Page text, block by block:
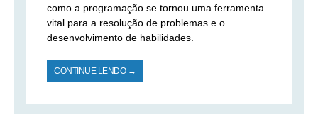
como a programação se tornou uma ferramenta
vital para a resolução de problemas e o
desenvolvimento de habilidades.
CONTINUE LENDO →